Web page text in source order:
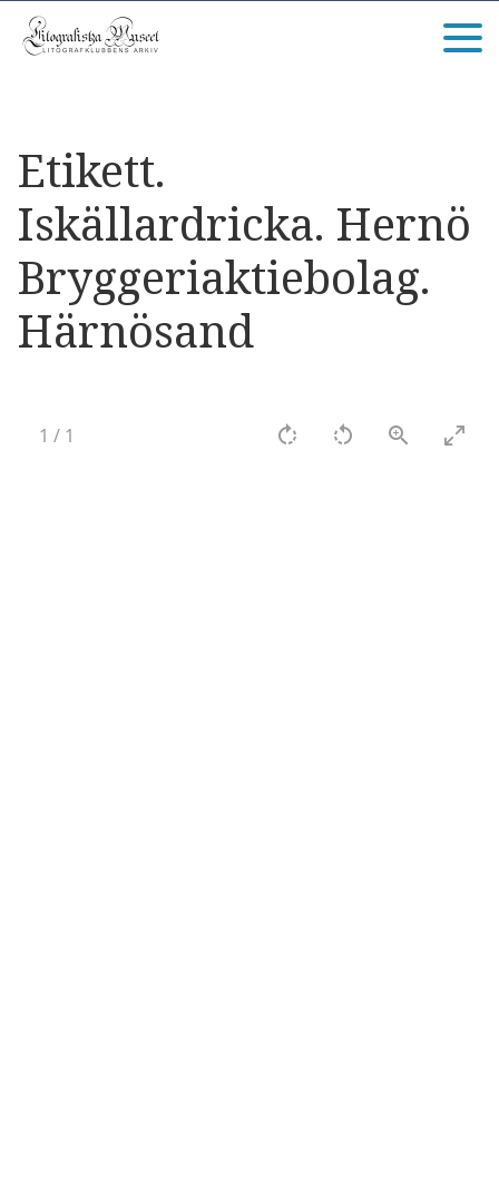
Etikett.
Iskällardricka. Hernö
Bryggeriaktiebolag.
Härnösand
1 / 1